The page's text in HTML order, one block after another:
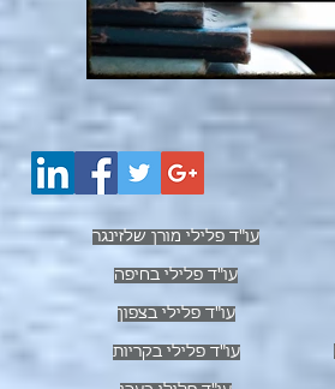
עו"ד פלילי מורן שלזינגר
עו"ד פלילי בחיפה
עו"ד פלילי בצפון
עו"ד פלילי בקריות